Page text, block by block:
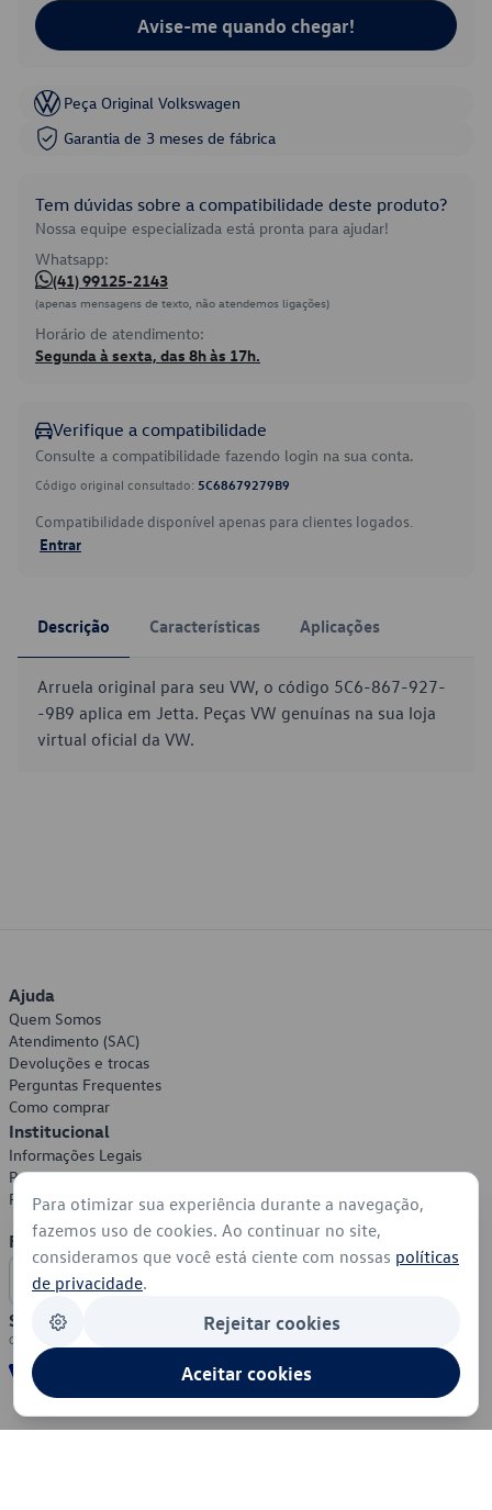
Avise-me quando chegar!
Peça Original Volkswagen
Garantia de 3 meses de fábrica
Tem dúvidas sobre a compatibilidade deste produto?
Nossa equipe especializada está pronta para ajudar!
Whatsapp:
(41) 99125-2143
(apenas mensagens de texto, não atendemos ligações)
Horário de atendimento:
Segunda à sexta, das 8h às 17h.
Verifique a compatibilidade
Consulte a compatibilidade fazendo login na sua conta.
Código original consultado: 5C68679279B9
Compatibilidade disponível apenas para clientes logados.
Entrar
Descrição Características Aplicações
Arruela original para seu VW, o código 5C6-867-927-
-9B9 aplica em Jetta. Peças VW genuínas na sua loja
virtual oficial da VW.
Ajuda
Quem Somos
Atendimento (SAC)
Devoluções e trocas
Perguntas Frequentes
Como comprar
Institucional
Informações Legais
Política de Privacidade
Política de Cookies
Formas de Pagamento
Segurança
Para otimizar sua experiência durante a navegação,
fazemos uso de cookies. Ao continuar no site,
consideramos que você está ciente com nossas políticas
de privacidade.
Rejeitar cookies
Aceitar cookies